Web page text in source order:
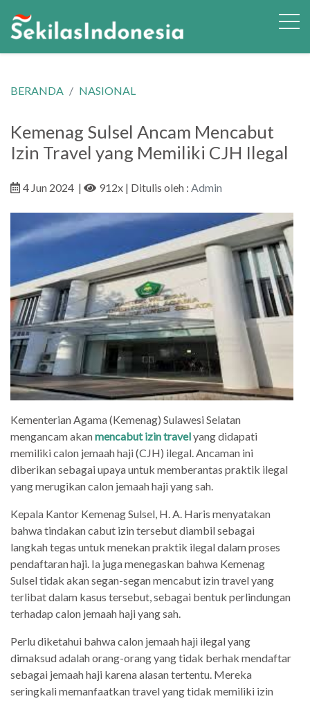
BERANDA NASIONAL
Kemenag Sulsel Ancam Mencabut
Izin Travel yang Memiliki CJH Ilegal
4 Jun 2024 | 912x | Ditulis oleh : Admin
Kementerian Agama (Kemenag) Sulawesi Selatan
mengancam akanmencabut izin travelyang didapati
memiliki calon jemaah haji (CJH) ilegal. Ancaman ini
diberikan sebagai upaya untuk memberantas praktik ilegal
yang merugikan calon jemaah haji yang sah.
Kepala Kantor Kemenag Sulsel, H. A. Haris menyatakan
bahwa tindakan cabut izin tersebut diambil sebagai
langkah tegas untuk menekan praktik ilegal dalam proses
pendaftaran haji. Ia juga menegaskan bahwa Kemenag
Sulsel tidak akan segan-segan mencabut izin travel yang
terlibat dalam kasus tersebut, sebagai bentuk perlindungan
terhadap calon jemaah haji yang sah.
Perlu diketahui bahwa calon jemaah haji ilegal yang
dimaksud adalah orang-orang yang tidak berhak mendaftar
sebagai jemaah haji karena alasan tertentu. Mereka
seringkali memanfaatkan travel yang tidak memiliki izin